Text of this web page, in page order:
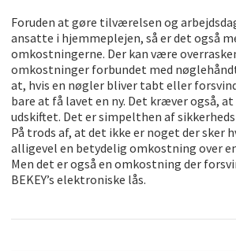
Foruden at gøre tilværelsen og
ansatte i hjemmeplejen, så er det også
omkostningerne. Der kan være
omkostninger forbundet med
at, hvis en nøgler bliver tabt eller
bare at få lavet en ny. Det kræver også,
udskiftet. Det er simpelthen af
På trods af, at det ikke er noget der sker
alligevel en betydelig omkostning over
Men det er også en omkostning der
BEKEY’s elektroniske lås.